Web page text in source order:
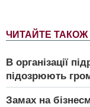
ЧИТАЙТЕ ТАКОЖ
В організації
підозрюють
Замах на